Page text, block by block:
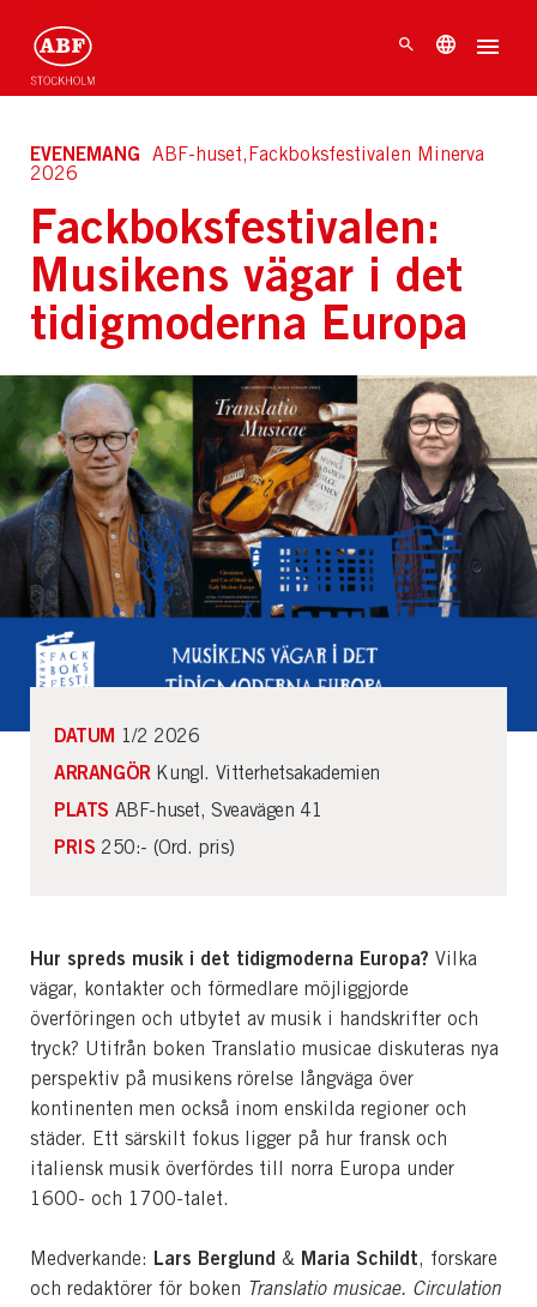
EVENEMANG ABF-huset,Fackboksfestivalen Minerva
2026
Fackboksfestivalen:
Musikens vägar i det
tidigmoderna Europa
Hur spreds musik i det tidigmoderna Europa? Vilka
vägar, kontakter och förmedlare möjliggjorde
överföringen och utbytet av musik i handskrifter och
tryck? Utifrån boken Translatio musicae diskuteras nya
perspektiv på musikens rörelse långväga över
kontinenten men också inom enskilda regioner och
städer. Ett särskilt fokus ligger på hur fransk och
italiensk musik överfördes till norra Europa under
1600- och 1700-talet.
Medverkande: Lars Berglund & Maria Schildt, forskare
och redaktörer för boken Translatio musicae. Circulation
DATUM 1/2 2026
ARRANGÖRKungl. Vitterhetsakademien
PLATS ABF-huset, Sveavägen 41
PRIS 250:- (Ord. pris)